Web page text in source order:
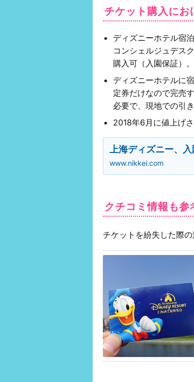
チケット購入にお
ディズニーホテル宿
コンシェルジュデス
購入可（入園保証）。
ディズニーホテルに
定券だけなので完売
必要で、現地での引
2018年6月に値上げさ
上海ディズニー、
www.nikkei.com
クチコミ情報も参
チケットを紛失した際